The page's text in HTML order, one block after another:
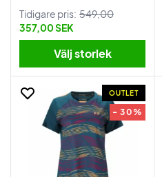
Tidigare pris: 549,00
357,00 SEK
Välj storlek
OUTLET
- 30%